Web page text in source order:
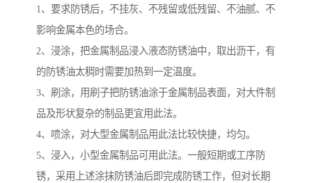
1、要求防锈后，不挂灰、不残留或低残留、不油腻、不
影响金属本色的场合。
2、浸涂，把金属制品浸入液态防锈油中，取出沥干，有
的防锈油太稠时需要加热到一定温度。
3、刷涂，用刷子把防锈油涂于金属制品表面，对大件制
品及形状复杂的制品更宜用此法。
4、喷涂，对大型金属制品用此法比较快捷，均匀。
5、浸入，小型金属制品可用此法。一般短期或工序防
锈，采用上述涂抹防锈油后即完成防锈工作，但对长期